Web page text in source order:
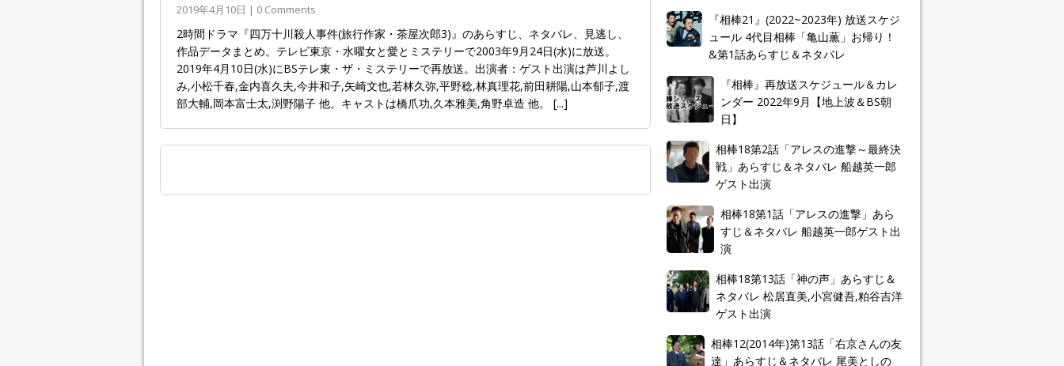
2019年4月10日 | 0 Comments
2時間ドラマ『四万十川殺人事件(旅行作家・茶屋次郎3)』のあらすじ、ネタバレ、見逃し、
作品データまとめ。テレビ東京・水曜女と愛とミステリーで2003年9月24日(水)に放送。
2019年4月10日(水)にBSテレ東・ザ・ミステリーで再放送。出演者：ゲスト出演は芦川よし
み,小松千春,金内喜久夫,今井和子,矢崎文也,若林久弥,平野稔,林真理花,前田耕陽,山本郁子,渡
部大輔,岡本富士太,渕野陽子 他。キャストは橋爪功,久本雅美,角野卓造 他。 [...]
『相棒21』(2022~2023年) 放送スケジ
ュール 4代目相棒「亀山薫」お帰り！
&第1話あらすじ＆ネタバレ
『相棒』再放送スケジュール＆カレ
ンダー 2022年9月【地上波＆BS朝
日】
相棒18第2話「アレスの進撃～最終決
戦」あらすじ＆ネタバレ 船越英一郎
ゲスト出演
相棒18第1話「アレスの進撃」あら
すじ＆ネタバレ 船越英一郎ゲスト出
演
相棒18第13話「神の声」あらすじ＆
ネタバレ 松居直美,小宮健吾,粕谷吉洋
ゲスト出演
相棒12(2014年)第13話「右京さんの友
達」あらすじ＆ネタバレ 尾美としの